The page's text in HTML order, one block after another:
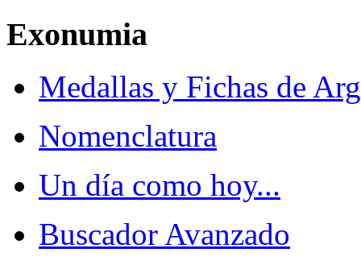
Exonumia
Medallas y Fichas de
Nomenclatura
Un día como hoy...
Buscador Avanzado